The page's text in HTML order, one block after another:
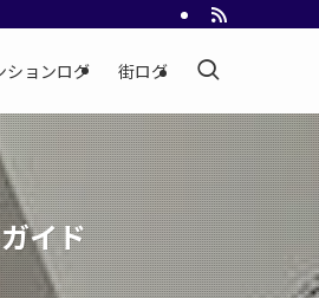
ションログ 街ログ
イド